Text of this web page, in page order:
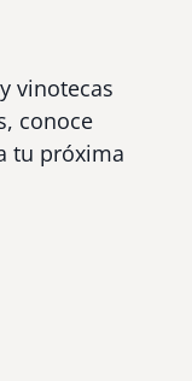
vinotecas
conoce
tu próxima